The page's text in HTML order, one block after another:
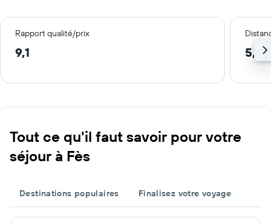
Rapport qualité/prix
9,1 5,4
Tout ce qu'il faut savoir pour votre
séjour à Fès
Destinations populaires Finalisez votre voyage